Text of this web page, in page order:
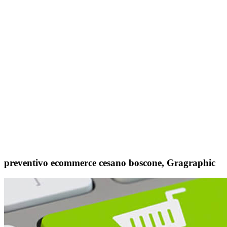
preventivo ecommerce cesano boscone, Gragraphic